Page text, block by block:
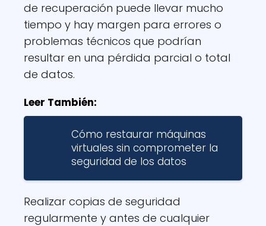
de recuperación puede llevar mucho
tiempo y hay margen para errores o
problemas técnicos que podrían
resultar en una pérdida parcial o total
de datos.
Leer También:
Cómo restaurar máquinas
virtuales sin comprometer la
seguridad de los datos
Realizar copias de seguridad
regularmente y antes de cualquier